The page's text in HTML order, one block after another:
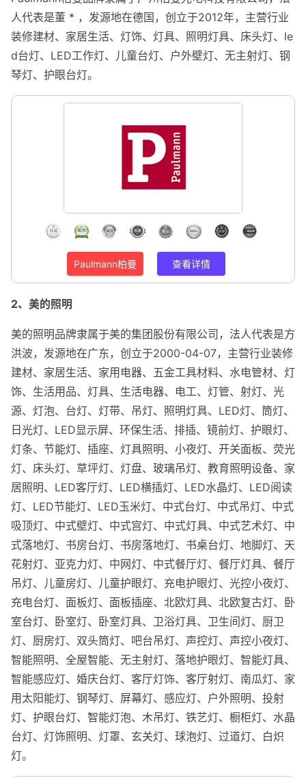
人代表是董 * ，发源地在德国，创立于2012年，主营行业
装修建材、家居生活、灯饰、灯具、照明灯具、床头灯、le
d台灯、LED工作灯、儿童台灯、户外壁灯、无主射灯、钢
琴灯、护眼台灯。
Paulmann柏曼 查看详情
2、美的照明
美的照明品牌隶属于美的集团股份有限公司，法人代表是方
洪波，发源地在广东，创立于2000-04-07，主营行业装修
建材、家居生活、家用电器、五金工具材料、水电管材、灯
饰、生活用品、灯具、生活电器、电工、灯管、射灯、光
源、灯泡、台灯、灯带、吊灯、照明灯具、LED灯、筒灯、
日光灯、LED显示屏、环保生活、排插、镜前灯、护眼灯、
灯条、节能灯、插座、灯具照明、小夜灯、开关面板、荧光
灯、床头灯、草坪灯、灯盘、玻璃吊灯、教育照明设备、家
居照明、LED客厅灯、LED横插灯、LED水晶灯、LED阅读
灯、LED节能灯、LED玉米灯、中式台灯、中式吊灯、中式
吸顶灯、中式壁灯、中式宫灯、中式灯具、中式艺术灯、中
式落地灯、书房台灯、书房落地灯、书桌台灯、地脚灯、天
花射灯、亚克力灯、中网灯、中式餐厅灯、餐厅灯具、餐厅
吊灯、儿童房灯、儿童护眼灯、充电护眼灯、光控小夜灯、
充电台灯、面板灯、面板插座、北欧灯具、北欧复古灯、卧
室台灯、卧室灯、卧室灯具、卫浴灯具、卫生间灯、厨卫
灯、厨房灯、双头筒灯、吧台吊灯、声控灯、声控小夜灯、
智能照明、全屋智能、无主射灯、落地护眼灯、智能灯具、
智能感应灯、婚庆台灯、客厅灯饰、客厅射灯、南瓜灯、家
用太阳能灯、钢琴灯、屏幕灯、感应灯、户外照明、投射
灯、护眼台灯、智能灯泡、木吊灯、铁艺灯、橱柜灯、水晶
台灯、灯饰照明、灯罩、玄关灯、球泡灯、过道灯、白炽
灯。